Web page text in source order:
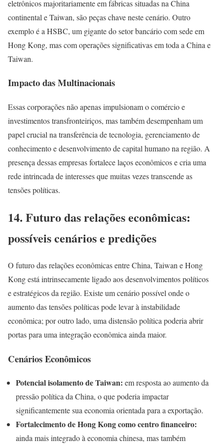
eletrônicos majoritariamente em fábricas situadas na China
continental e Taiwan, são peças chave neste cenário. Outro
exemplo é a HSBC, um gigante do setor bancário com sede em
Hong Kong, mas com operações significativas em toda a China e
Taiwan.
Impacto das Multinacionais
Essas corporações não apenas impulsionam o comércio e
investimentos transfronteiriços, mas também desempenham um
papel crucial na transferência de tecnologia, gerenciamento de
conhecimento e desenvolvimento de capital humano na região. A
presença dessas empresas fortalece laços econômicos e cria uma
rede intrincada de interesses que muitas vezes transcende as
tensões políticas.
14. Futuro das relações econômicas:
possíveis cenários e predições
O futuro das relações econômicas entre China, Taiwan e Hong
Kong está intrinsecamente ligado aos desenvolvimentos políticos
e estratégicos da região. Existe um cenário possível onde o
aumento das tensões políticas pode levar à instabilidade
econômica; por outro lado, uma distensão política poderia abrir
portas para uma integração econômica ainda maior.
Cenários Econômicos
Potencial isolamento de Taiwan: em resposta ao aumento da
pressão política da China, o que poderia impactar
significantemente sua economia orientada para a exportação.
Fortalecimento de Hong Kong como centro financeiro:
ainda mais integrado à economia chinesa, mas também